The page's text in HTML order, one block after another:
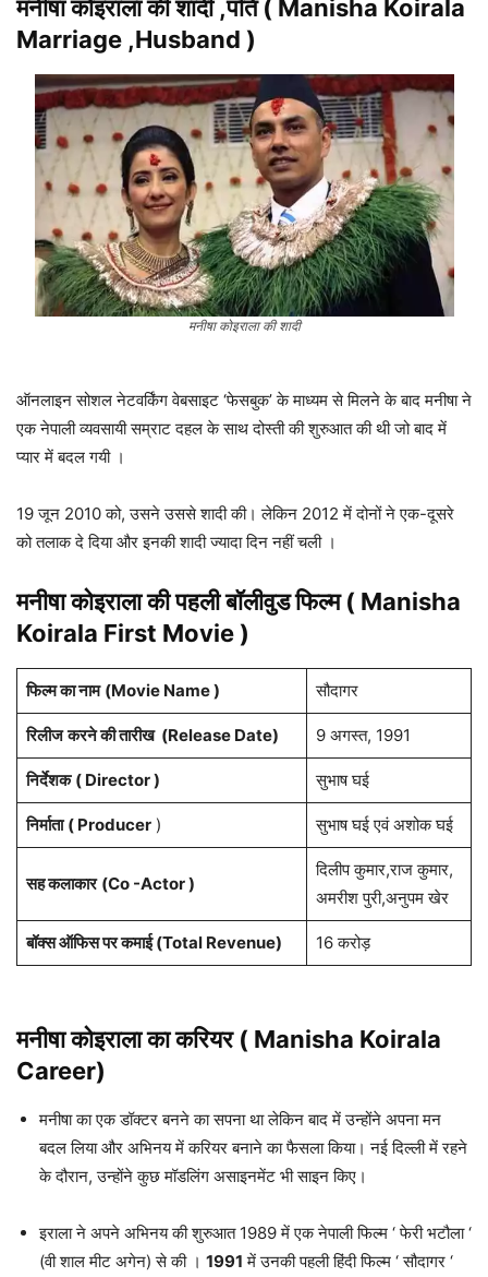
मनीषा कोइराला की शादी ,पति ( Manisha Koirala
Marriage ,Husband )
मनीषा कोइराला की शादी
ऑनलाइन सोशल नेटवर्किंग वेबसाइट ‘फेसबुक’ के माध्यम से मिलने के बाद मनीषा ने
एक नेपाली व्यवसायी सम्राट दहल के साथ दोस्ती की शुरुआत की थी जो बाद में
प्यार में बदल गयी ।
19 जून 2010 को, उसने उससे शादी की। लेकिन 2012 में दोनों ने एक-दूसरे
को तलाक दे दिया और इनकी शादी ज्यादा दिन नहीं चली ।
मनीषा कोइराला की पहली बॉलीवुड फिल्म ( Manisha
Koirala First Movie )
फिल्म का नाम (Movie Name ) सौदागर
रिलीज करने की तारीख (Release Date) 9 अगस्त, 1991
निर्देशक ( Director ) सुभाष घई
निर्माता ( Producer) सुभाष घई एवं अशोक घई
सह कलाकार (Co -Actor )
दिलीप कुमार,राज कुमार,
अमरीश पुरी,अनुपम खेर
बॉक्स ऑफिस पर कमाई (Total Revenue) 16 करोड़
मनीषा कोइराला का करियर ( Manisha Koirala
Career)
मनीषा का एक डॉक्टर बनने का सपना था लेकिन बाद में उन्होंने अपना मन
बदल लिया और अभिनय में करियर बनाने का फैसला किया। नई दिल्ली में रहने
के दौरान, उन्होंने कुछ मॉडलिंग असाइनमेंट भी साइन किए।
इराला ने अपने अभिनय की शुरुआत 1989 में एक नेपाली फिल्म ‘ फेरी भटौला ‘
(वी शाल मीट अगेन) से की । 1991 में उनकी पहली हिंदी फिल्म ‘ सौदागर ‘